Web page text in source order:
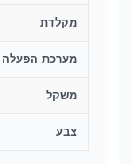
מקלדת
מערכת הפעלה
משקל
צבע